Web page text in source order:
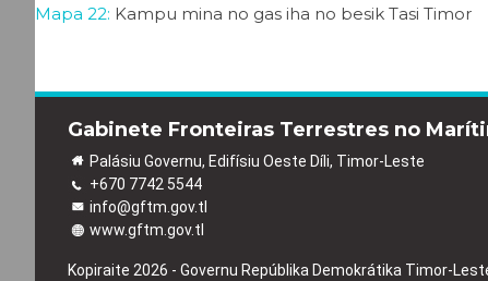
Mapa 22: Kampu mina no gas iha no besik Tasi Timor
Gabinete Fronteiras Terrestres no
Palásiu Governu, Edifísiu Oeste Díli, Timor-Leste
+670 7742 5544
info@gftm.gov.tl
www.gftm.gov.tl
Kopiraite 2026 - Governu Repúblika Demokrátika Timor-